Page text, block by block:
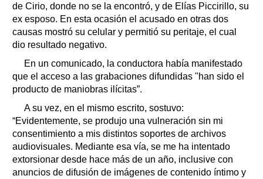
de Cirio, donde no se la encontró, y de Elías Piccirillo, su
ex esposo. En esta ocasión el acusado en otras dos
causas mostró su celular y permitió su peritaje, el cual
dio resultado negativo.
En un comunicado, la conductora había manifestado
que el acceso a las grabaciones difundidas "han sido el
producto de maniobras ilícitas”.
A su vez, en el mismo escrito, sostuvo:
“Evidentemente, se produjo una vulneración sin mi
consentimiento a mis distintos soportes de archivos
audiovisuales. Mediante esa vía, se me ha intentado
extorsionar desde hace más de un año, inclusive con
anuncios de difusión de imágenes de contenido íntimo y